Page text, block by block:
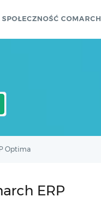
SPOŁECZNOŚĆ COMARCH
Optima
ERP